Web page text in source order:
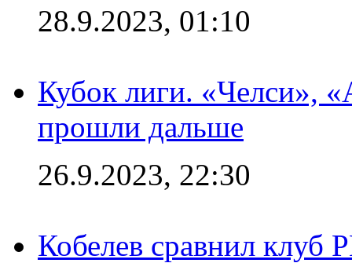
28.9.2023, 01:10
Кубок лиги. «Челси»,
прошли дальше
26.9.2023, 22:30
Кобелев сравнил клуб